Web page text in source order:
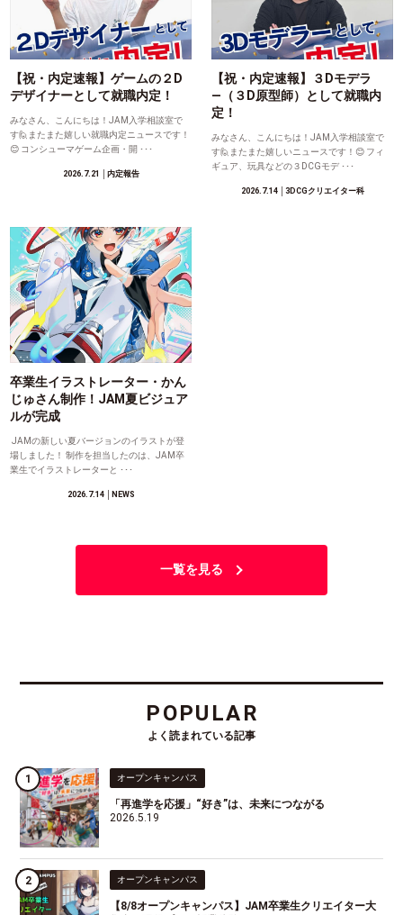
【祝・内定速報】ゲームの２D
デザイナーとして就職内定！
みなさん、こんにちは！JAM入学相談室で
す🙋またまた嬉しい就職内定ニュースです！
😊 コンシューマゲーム企画・開 ･･･
2026.7.21 │内定報告
【祝・内定速報】３Dモデラ
―（３D原型師）として就職内
定！
みなさん、こんにちは！JAM入学相談室で
す🙋またまた嬉しいニュースです！😊 フィ
ギュア、玩具などの３DCGモデ ･･･
2026.7.14│3DCGクリエイター科
卒業生イラストレーター・かん
じゅさん制作！JAM夏ビジュア
ルが完成
JAMの新しい夏バージョンのイラストが登
場しました！ 制作を担当したのは、JAM卒
業生でイラストレーターと ･･･
2026.7.14│NEWS
一覧を見る
POPULAR
よく読まれている記事
オープンキャンパス
「再進学を応援」“好き”は、未来につながる
2026.5.19
オープンキャンパス
【8/8オープンキャンパス】JAM卒業生クリエイター大